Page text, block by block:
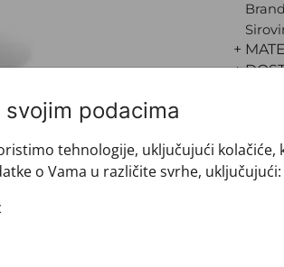
+
+
+
podacima
tehnologije, uključujući kolačiće,
o Vama u različite svrhe, uključujući: